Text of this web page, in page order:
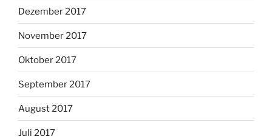
Dezember 2017
November 2017
Oktober 2017
September 2017
August 2017
Juli 2017